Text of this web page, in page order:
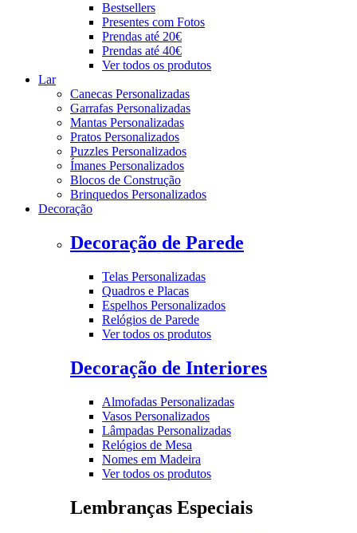
Bestsellers
Presentes com Fotos
Prendas até 20€
Prendas até 40€
Ver todos os produtos
Lar
Canecas Personalizadas
Garrafas Personalizadas
Mantas Personalizadas
Pratos Personalizados
Puzzles Personalizados
Ímanes Personalizados
Blocos de Construção
Brinquedos Personalizados
Decoração
Decoração de Parede
Telas Personalizadas
Quadros e Placas
Espelhos Personalizados
Relógios de Parede
Ver todos os produtos
Decoração de Interiores
Almofadas Personalizadas
Vasos Personalizados
Lâmpadas Personalizadas
Relógios de Mesa
Nomes em Madeira
Ver todos os produtos
Lembranças Especiais